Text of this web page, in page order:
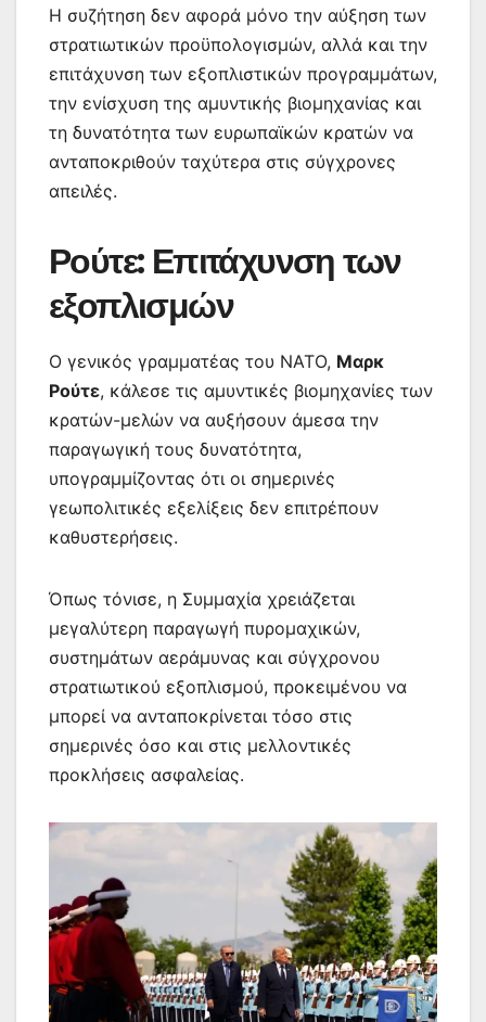
Η συζήτηση δεν αφορά μόνο την αύξηση των
στρατιωτικών προϋπολογισμών, αλλά και την
επιτάχυνση των εξοπλιστικών προγραμμάτων,
την ενίσχυση της αμυντικής βιομηχανίας και
τη δυνατότητα των ευρωπαϊκών κρατών να
ανταποκριθούν ταχύτερα στις σύγχρονες
απειλές.
Ρούτε: Επιτάχυνση των
εξοπλισμών
Ο γενικός γραμματέας του ΝΑΤΟ, Μαρκ
Ρούτε, κάλεσε τις αμυντικές βιομηχανίες των
κρατών-μελών να αυξήσουν άμεσα την
παραγωγική τους δυνατότητα,
υπογραμμίζοντας ότι οι σημερινές
γεωπολιτικές εξελίξεις δεν επιτρέπουν
καθυστερήσεις.
Όπως τόνισε, η Συμμαχία χρειάζεται
μεγαλύτερη παραγωγή πυρομαχικών,
συστημάτων αεράμυνας και σύγχρονου
στρατιωτικού εξοπλισμού, προκειμένου να
μπορεί να ανταποκρίνεται τόσο στις
σημερινές όσο και στις μελλοντικές
προκλήσεις ασφαλείας.